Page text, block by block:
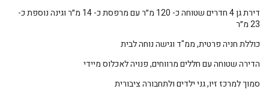
דירת גן 4 חדרים שטוחה כ- 120 מ״ר עם מרפסת כ- 14 מ״ר וגינה נוספת כ-
23 מ״ר
כוללת חניה פרטית, ממ"ד וגישה נוחה לבית
הדירה שטוחה עם חללים מרווחים, פנויה לאכלוס מיידי
סמוך למרכז זיו, גני ילדים ולתחבורה ציבורית